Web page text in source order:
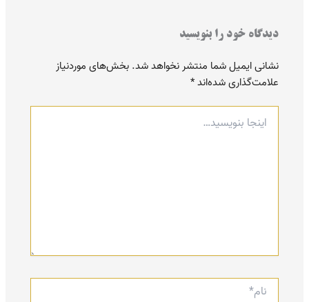
دیدگاه‌ خود را بنویسید
نشانی ایمیل شما منتشر نخواهد شد. بخش‌های موردنیاز
علامت‌گذاری شده‌اند*
اینجا
بنویسید…
نام*